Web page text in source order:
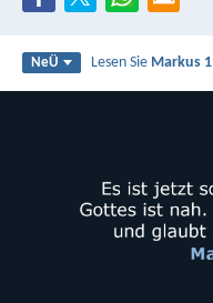
NeÜ Lesen Sie Markus 1